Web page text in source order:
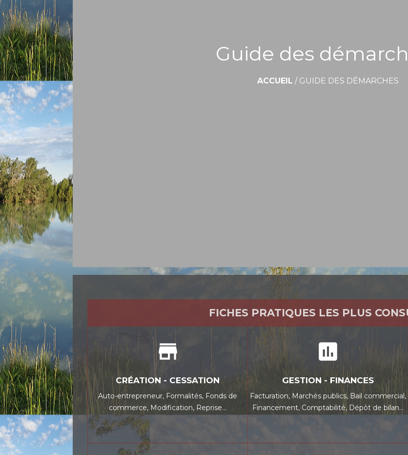
Guide des
ACCUEIL / GUIDE DES DÉMARCHES
FICHES PRATIQUES LES PLUS
store
CRÉATION - CESSATION
Auto-entrepreneur, Formalités, Fonds de
commerce, Modification, Reprise…
assessment
GESTION - FINANCES
Facturation, Marchés publics,Bail commercial,
Financement,Comptabilité, Dépôt de bilan…